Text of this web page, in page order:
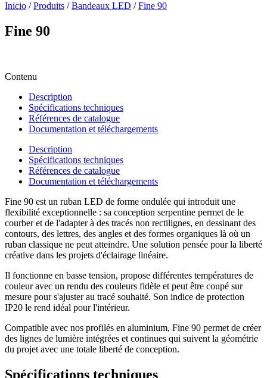
Inicio / Produits / Bandeaux LED / Fine 90
Fine 90
Contenu
Description
Spécifications techniques
Références de catalogue
Documentation et téléchargements
Description
Spécifications techniques
Références de catalogue
Documentation et téléchargements
Fine 90 est un ruban LED de forme ondulée qui introduit une
flexibilité exceptionnelle : sa conception serpentine permet de le
courber et de l'adapter à des tracés non rectilignes, en dessinant des
contours, des lettres, des angles et des formes organiques là où un
ruban classique ne peut atteindre. Une solution pensée pour la liberté
créative dans les projets d'éclairage linéaire.
Il fonctionne en basse tension, propose différentes températures de
couleur avec un rendu des couleurs fidèle et peut être coupé sur
mesure pour s'ajuster au tracé souhaité. Son indice de protection
IP20 le rend idéal pour l'intérieur.
Compatible avec nos profilés en aluminium, Fine 90 permet de créer
des lignes de lumière intégrées et continues qui suivent la géométrie
du projet avec une totale liberté de conception.
Spécifications techniques